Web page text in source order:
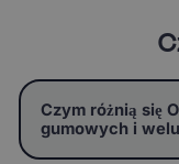
Czym różnią się
gumowych i